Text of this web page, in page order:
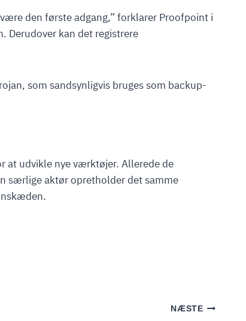
den første adgang,” forklarer Proofpoint i
Derudover kan det registrere
som sandsynligvis bruges som backup-
at udvikle nye værktøjer. Allerede de
særlige aktør opretholder det samme
NÆSTE